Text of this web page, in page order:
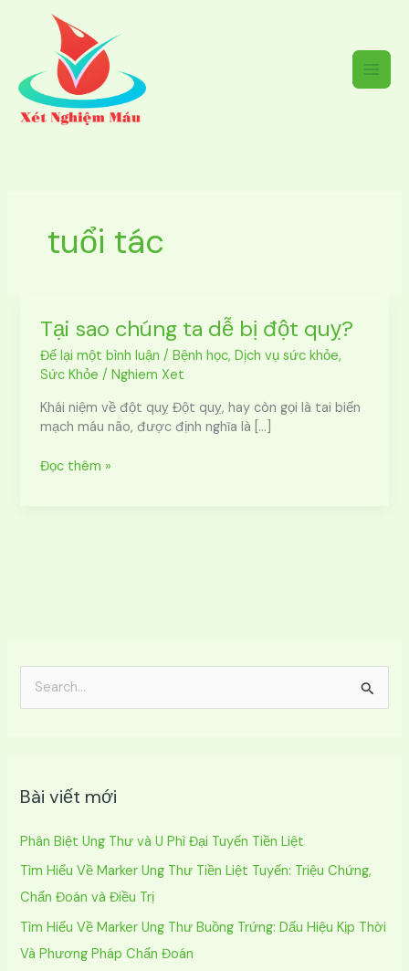
i
m
Bài viết mới
Phân Biệt Ung Thư và U Phì Đại Tuyến Tiền Liệt
Tìm Hiểu Về Marker Ung Thư Tiền Liệt Tuyến: Triệu Chứng,
Chẩn Đoán và Điều Trị
Tìm Hiểu Về Marker Ung Thư Buồng Trứng: Dấu Hiệu Kịp Thời
Và Phương Pháp Chẩn Đoán
tuổi tác
Tại sao chúng ta dễ bị đột quỵ?
Để lại một bình luận /Bệnh học,Dịch vụ sức khỏe,
Sức Khỏe /Nghiem Xet
Khái niệm về đột quỵ Đột quỵ, hay còn gọi là tai biến
mạch máu não, được định nghĩa là […]
Tại
sao
chúng
ta
dễ
đột
quỵ?
Đọc thêm »